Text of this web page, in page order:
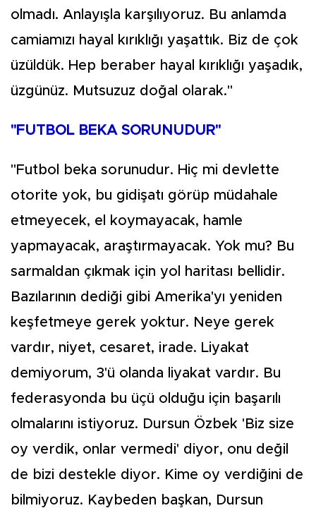
olmadı. Anlayışla karşılıyoruz. Bu anlamda
camiamızı hayal kırıklığı yaşattık. Biz de çok
üzüldük. Hep beraber hayal kırıklığı yaşadık,
üzgünüz. Mutsuzuz doğal olarak."
"FUTBOL BEKA SORUNUDUR"
"Futbol beka sorunudur. Hiç mi devlette
otorite yok, bu gidişatı görüp müdahale
etmeyecek, el koymayacak, hamle
yapmayacak, araştırmayacak. Yok mu? Bu
sarmaldan çıkmak için yol haritası bellidir.
Bazılarının dediği gibi Amerika'yı yeniden
keşfetmeye gerek yoktur. Neye gerek
vardır, niyet, cesaret, irade. Liyakat
demiyorum, 3'ü olanda liyakat vardır. Bu
federasyonda bu üçü olduğu için başarılı
olmalarını istiyoruz. Dursun Özbek 'Biz size
oy verdik, onlar vermedi' diyor, onu değil
de bizi destekle diyor. Kime oy verdiğini de
bilmiyoruz. Kaybeden başkan, Dursun